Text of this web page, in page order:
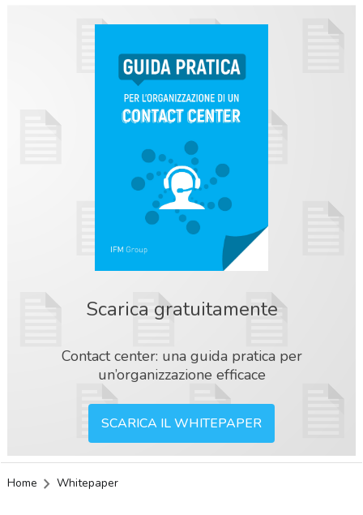
Scarica gratuitamente
Contact center: una guida pratica per
un’organizzazione efficace
SCARICA IL WHITEPAPER
Home Whitepaper